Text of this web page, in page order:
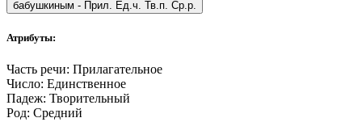
бабушкиным - Прил. Ед.ч. Тв.п. Ср.р.
Атрибуты:
Часть речи: Прилагательное
Число: Единственное
Падеж: Творительный
Род: Средний